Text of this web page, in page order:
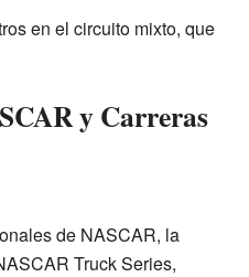
en el circuito mixto, que
y Carreras
de NASCAR, la
Truck Series,